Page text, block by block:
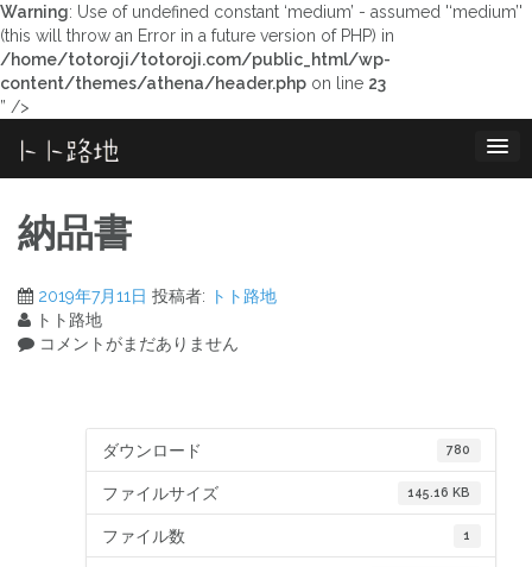
Warning: Use of undefined constant ‘medium’ - assumed '‘medium’'
(this will throw an Error in a future version of PHP) in
/home/totoroji/totoroji.com/public_html/wp-
content/themes/athena/header.php on line 23
” />
テ
納品書
2019年7月11日 投稿者:
トト路地
トト路地
コメントがまだありません
ダウンロード 780
ファイルサイズ 145.16 KB
ファイル数 1